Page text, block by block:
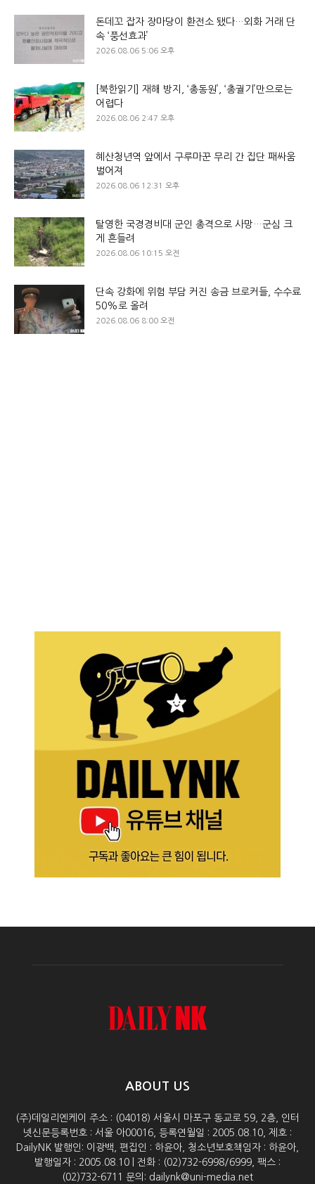
돈데꼬 잡자 장마당이 환전소 됐다…외화 거래 단
속 ‘풍선효과’
2026.08.06 5:06 오후
[북한읽기] 재해 방지, ‘총동원’, ‘총궐기’만으로는
어렵다
2026.08.06 2:47 오후
혜산청년역 앞에서 구루마꾼 무리 간 집단 패싸움
벌어져
2026.08.06 12:31 오후
탈영한 국경경비대 군인 총격으로 사망…군심 크
게 흔들려
2026.08.06 10:15 오전
단속 강화에 위험 부담 커진 송금 브로커들, 수수료
50%로 올려
2026.08.06 8:00 오전
ABOUT US
(주)데일리엔케이 주소 : (04018) 서울시 마포구 동교로 59, 2층, 인터
넷신문등록번호 : 서울 아00016, 등록연월일 : 2005.08.10, 제호 :
DailyNK 발행인: 이광백, 편집인 : 하윤아, 청소년보호책임자 : 하윤아,
발행일자 : 2005.08.10 | 전화 : (02)732-6998/6999, 팩스 :
(02)732-6711 문의: dailynk@uni-media.net